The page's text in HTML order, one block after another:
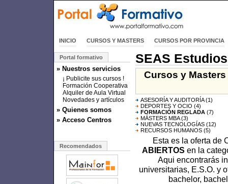
INICIO CURSOS Y MASTERS CURSOS POR PROVINCIA
Portal formativo
» Nuestros servicios
¡ Publicite sus cursos !
Formación Cooperativa
Alquiler de Aula Virtual
Novedades y artículos
» Quienes somos
» Acceso Centros
Recomendados
SEAS
Cursos y
ASESORÍA Y AUDITORÍA(1)
DEPORTES Y OCIO (4)
FORMACIÓN REGLADA (7)
MÁSTERS MBA(3)
NUEVAS TECNOLOGÍAS (12)
RECURSOS HUMANOS (5)
Esta es la oferta de
ABIERTOS en la
Aqui encontrarás
universitarias, E.S.O. y
bachelor,